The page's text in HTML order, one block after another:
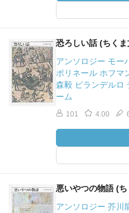
を決め、あいつは飛び切り
である。国を救った英雄
我々の意識に新しい広がり
しれないとか、そんなこ
我々は生来自己中心的であ
自分との関係で見がちであ
質の人物であることを望み
おそらくこのような理由
のままに描こうとする作
真実を暴露すると反発する
のマイスタージンガー』の
恐ろしい話 (ちく
アンソロジー モー
ポリネール ホフマ
森毅 ピランデルロ
ーム
101 4.00
悪いやつの物語 (
アンソロジー 芥川